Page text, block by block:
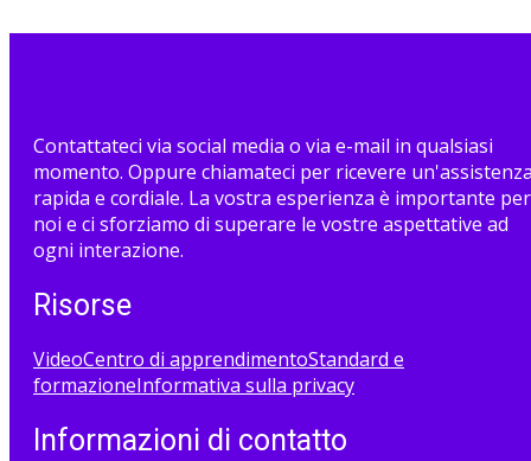
Contattateci via social media o via e-mail in qualsiasi
momento. Oppure chiamateci per ricevere
rapida e cordiale. La vostra esperienza è importante per
noi e ci sforziamo di superare le vostre aspettative ad
ogni interazione.
Risorse
VideoCentro di apprendimentoStandard e
formazioneInformativa sulla privacy
Informazioni di contatto